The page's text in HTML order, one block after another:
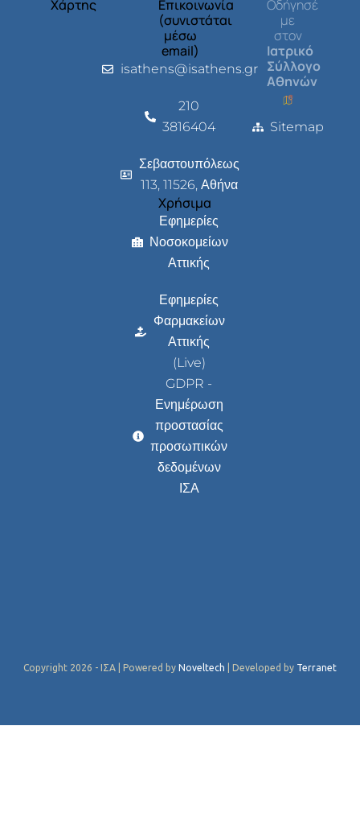
Χάρτης
Επικοινωνία
(συνιστάται
μέσω
email)
isathens@isathens.gr
210
3816404
Σεβαστουπόλεως
113, 11526, Αθήνα
Χρήσιμα
Εφημερίες
Νοσοκομείων
Αττικής
Εφημερίες
Φαρμακείων
Αττικής
(Live)
GDPR -
Ενημέρωση
προστασίας
προσωπικών
δεδομένων
ΙΣΑ
Οδήγησέ
με
στον
Ιατρικό
Σύλλογο
Αθηνών
Sitemap
Copyright 2026 - ΙΣΑ | Powered by Noveltech | Developed by Terranet